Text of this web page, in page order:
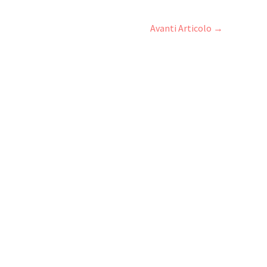
Avanti Articolo →